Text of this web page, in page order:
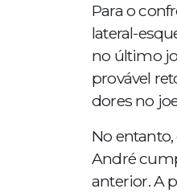
Para o
lateral-
no último
provável
dores no
No
André
anterior. A